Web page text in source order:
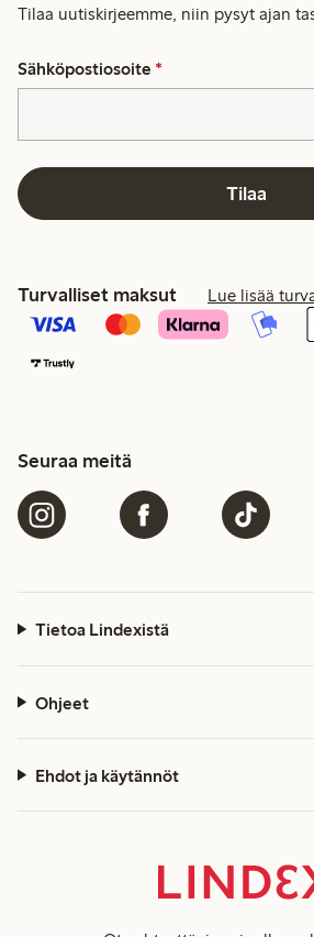
Tilaa uutiskirjeemme, niin pysyt ajan
Sähköpostiosoite *
Tilaa
Turvalliset maksut Lue lisää
Seuraa meitä
Tietoa Lindexistä
Ohjeet
Ehdot ja käytännöt